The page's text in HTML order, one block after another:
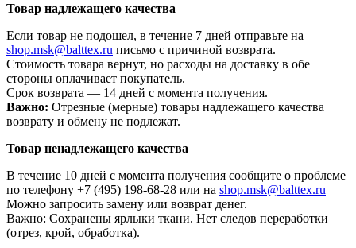
Товар надлежащего качества
Если товар не подошел, в течение 7 дней отправьте на
shop.msk@balttex.ru письмо с причиной возврата.
Стоимость товара вернут, но расходы на доставку в обе
стороны оплачивает покупатель.
Срок возврата — 14 дней с момента получения.
Важно: Отрезные (мерные) товары надлежащего качества
возврату и обмену не подлежат.
Товар ненадлежащего качества
В течение 10 дней с момента получения сообщите о проблеме
по телефону +7 (495) 198-68-28 или на shop.msk@balttex.ru
Можно запросить замену или возврат денег.
Важно: Сохранены ярлыки ткани. Нет следов переработки
(отрез, крой, обработка).